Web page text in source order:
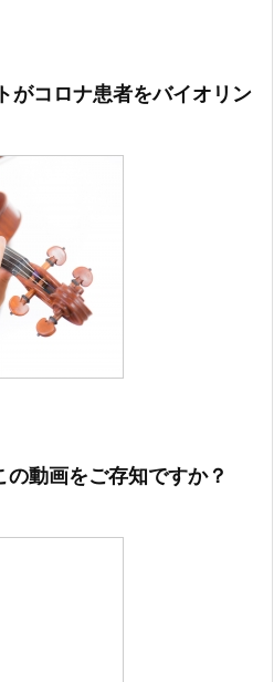
がコロナ患者をバイオリン
動画をご存知ですか？